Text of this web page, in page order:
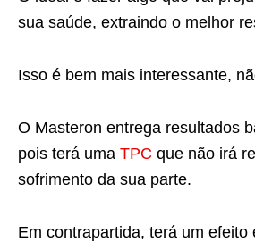
sua saúde, extraindo o melhor
Isso é bem mais interessante,
O Masteron entrega resultados
pois terá uma TPC que não irá
sofrimento da sua parte.
Em contrapartida, terá um efeito